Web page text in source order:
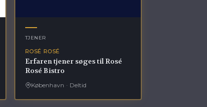
TJENER
ROSÉ ROSÉ
Erfaren tjener søges til Rosé
Rosé Bistro
København · Deltid